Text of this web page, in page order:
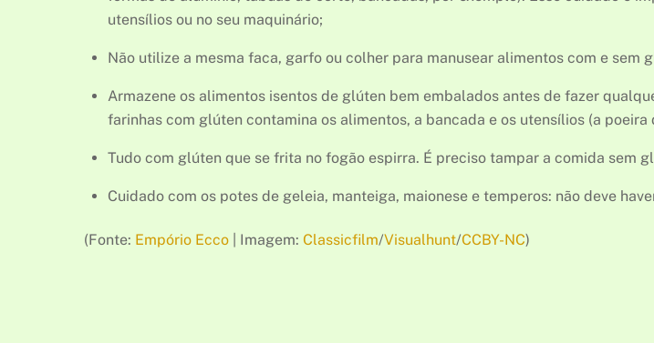
utensílios ou no seu maquinário;
Não utilize a mesma faca, garfo ou colher para manusear alimentos com e sem
Armazene os alimentos isentos de glúten bem embalados antes de fazer
farinhas com glúten contamina os alimentos, a bancada e os utensílios (a
Tudo com glúten que se frita no fogão espirra. É preciso tampar a comida sem
Cuidado com os potes de geleia, manteiga, maionese e temperos: não deve
(Fonte: Empório Ecco | Imagem: Classicfilm/Visualhunt/CCBY-NC)